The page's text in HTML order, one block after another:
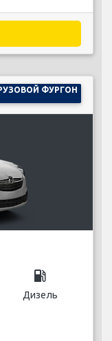
ФУРГОН
local_gas_station
Дизель